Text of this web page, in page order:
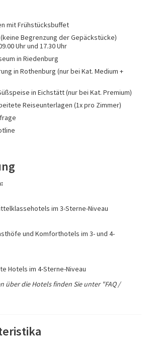
mit Frühstücksbuffet
Begrenzung der Gepäckstücke)
Uhr und 17.30 Uhr
in Riedenburg
in Rothenburg (nur bei Kat. Medium +
in Eichstätt (nur bei Kat. Premium)
Reiseunterlagen (1x pro Zimmer)
im 3-Sterne-Niveau
und Komforthotels im 3- und 4-
Hotels im 4-Sterne-Niveau
über die Hotels finden Sie unter "FAQ /